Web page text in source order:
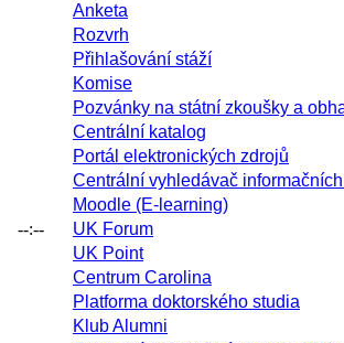
--:--
Anketa
Rozvrh
Přihlašování stáží
Komise
Pozvánky na státní zkoušky a
Centrální katalog
Portál elektronických zdrojů
Centrální vyhledávač
Moodle (E-learning)
UK Forum
UK Point
Centrum Carolina
Platforma doktorského studia
Klub Alumni